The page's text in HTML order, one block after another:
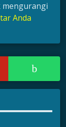
mengurangi
Anda